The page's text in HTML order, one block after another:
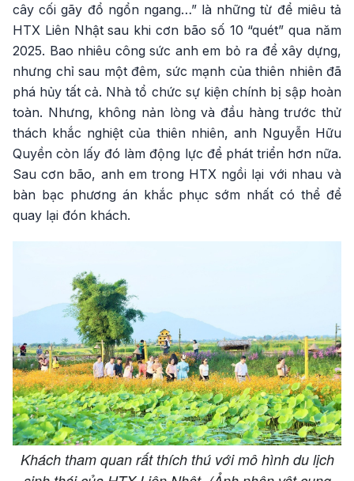
cây cối gãy đổ ngổn ngang…” là những từ để miêu tả
HTX Liên Nhật sau khi cơn bão số 10 “quét” qua năm
2025. Bao nhiêu công sức anh em bỏ ra để xây dựng,
nhưng chỉ sau một đêm, sức mạnh của thiên nhiên đã
phá hủy tất cả. Nhà tổ chức sự kiện chính bị sập hoàn
toàn. Nhưng, không nản lòng và đầu hàng trước thử
thách khắc nghiệt của thiên nhiên, anh Nguyễn Hữu
Quyền còn lấy đó làm động lực để phát triển hơn nữa.
Sau cơn bão, anh em trong HTX ngồi lại với nhau và
bàn bạc phương án khắc phục sớm nhất có thể để
quay lại đón khách.
Khách tham quan rất thích thú với mô hình du lịch